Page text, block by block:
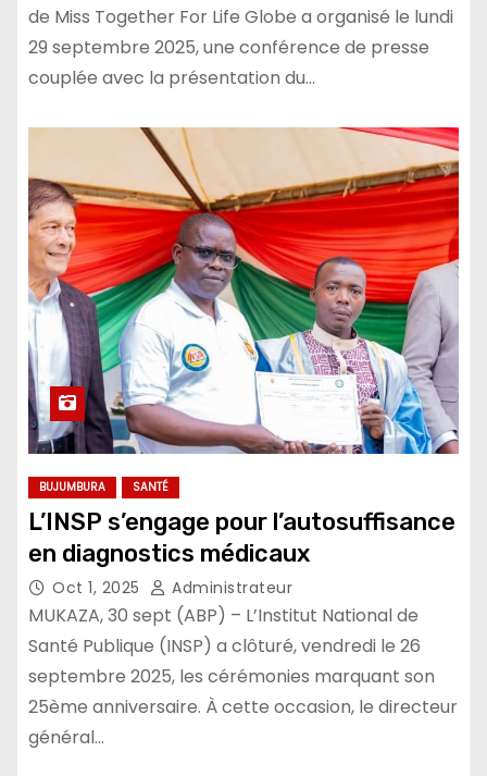
de Miss Together For Life Globe a organisé le lundi
29 septembre 2025, une conférence de presse
couplée avec la présentation du…
BUJUMBURA SANTÉ
L’INSP s’engage pour l’autosuffisance
en diagnostics médicaux
Oct 1, 2025 Administrateur
MUKAZA, 30 sept (ABP) – L’Institut National de
Santé Publique (INSP) a clôturé, vendredi le 26
septembre 2025, les cérémonies marquant son
25ème anniversaire. À cette occasion, le directeur
général…